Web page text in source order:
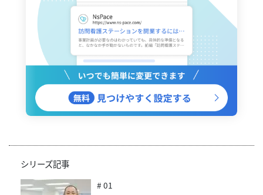
シリーズ記事
# 01